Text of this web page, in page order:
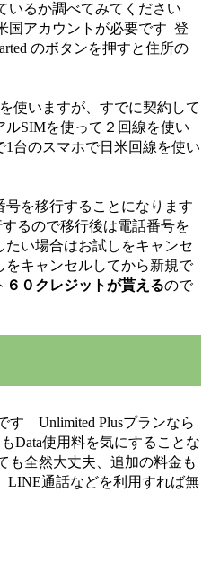
いるか調べてみてください
国アカウントが必要です 登
のボタンを押すと住所の
使いますが、すでに契約して
SIMを使って２回線を使い
台のスマホで日米回線を使い
を移行することになります
るので移行後は電話番号を
い場合はお試しをキャンセ
キャンセルしてから新規で
６０クレジットが貰えるので
す Unlimited Plusプランなら
Data使用料を気にすることな
全然大丈夫、追加の料金も
LINE通話などを利用すれば無